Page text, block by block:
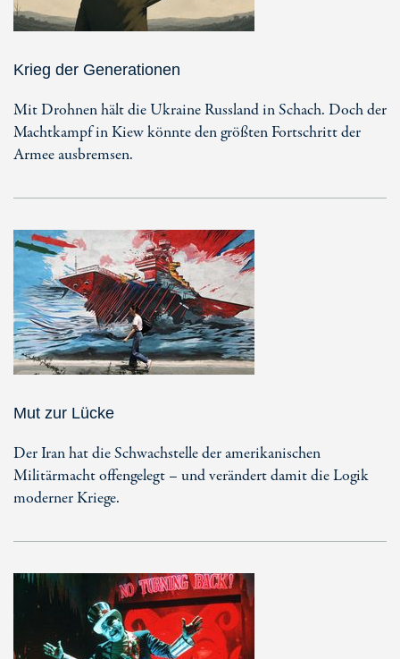
Krieg der Generationen
Mit Drohnen hält die Ukraine Russland in Schach. Doch der
Machtkampf in Kiew könnte den größten Fortschritt der
Armee ausbremsen.
Mut zur Lücke
Der Iran hat die Schwachstelle der amerikanischen
Militärmacht offengelegt – und verändert damit die Logik
moderner Kriege.